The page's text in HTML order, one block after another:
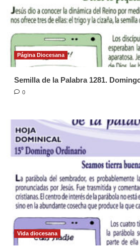
Página Diocesana
Semilla de la Palabra 1281.
0
Vida diocesana